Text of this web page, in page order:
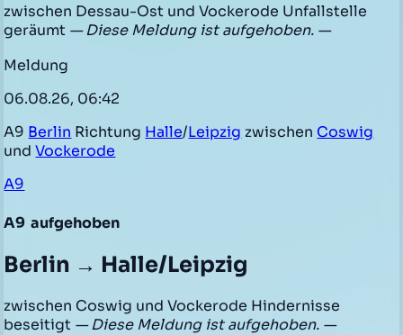
zwischen Dessau-Ost und Vockerode Unfallstelle
geräumt — Diese Meldung ist aufgehoben. —
Meldung
06.08.26, 06:42
A9 Berlin Richtung Halle/Leipzig zwischen Coswig
undVockerode
A9
A9 aufgehoben
Berlin → Halle/Leipzig
zwischen Coswig und Vockerode Hindernisse
beseitigt — Diese Meldung ist aufgehoben. —